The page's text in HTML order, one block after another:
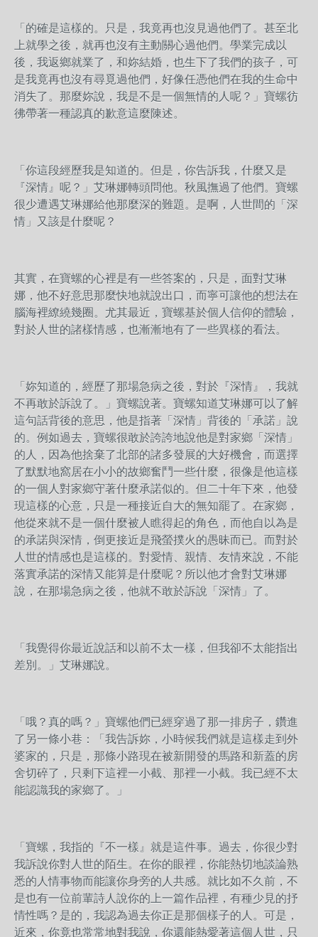
「的確是這樣的。只是，我竟再也沒見過他們了。甚至北
上就學之後，就再也沒有主動關心過他們。學業完成以
後，我返鄉就業了，和妳結婚，也生下了我們的孩子，可
是我竟再也沒有尋覓過他們，好像任憑他們在我的生命中
消失了。那麼妳說，我是不是一個無情的人呢？」寶螺彷
彿帶著一種認真的歉意這麼陳述。
「你這段經歷我是知道的。但是，你告訴我，什麼又是
『深情』呢？」艾琳娜轉頭問他。秋風撫過了他們。寶螺
很少遭遇艾琳娜給他那麼深的難題。是啊，人世間的「深
情」又該是什麼呢？
其實，在寶螺的心裡是有一些答案的，只是，面對艾琳
娜，他不好意思那麼快地就說出口，而寧可讓他的想法在
腦海裡繚繞幾圈。尤其最近，寶螺基於個人信仰的體驗，
對於人世的諸樣情感，也漸漸地有了一些異樣的看法。
「妳知道的，經歷了那場急病之後，對於『深情』，我就
不再敢於訴說了。」寶螺說著。寶螺知道艾琳娜可以了解
這句話背後的意思，他是指著「深情」背後的「承諾」說
的。例如過去，寶螺很敢於誇誇地說他是對家鄉「深情」
的人，因為他捨棄了北部的諸多發展的大好機會，而選擇
了默默地窩居在小小的故鄉奮鬥一些什麼，很像是他這樣
的一個人對家鄉守著什麼承諾似的。但二十年下來，他發
現這樣的心意，只是一種接近自大的無知罷了。在家鄉，
他從來就不是一個什麼被人瞧得起的角色，而他自以為是
的承諾與深情，倒更接近是飛螢撲火的愚昧而已。而對於
人世的情感也是這樣的。對愛情、親情、友情來說，不能
落實承諾的深情又能算是什麼呢？所以他才會對艾琳娜
說，在那場急病之後，他就不敢於訴說「深情」了。
「我覺得你最近說話和以前不太一樣，但我卻不太能指出
差別。」艾琳娜說。
「哦？真的嗎？」寶螺他們已經穿過了那一排房子，鑽進
了另一條小巷：「我告訴妳，小時候我們就是這樣走到外
婆家的，只是，那條小路現在被新開發的馬路和新蓋的房
舍切碎了，只剩下這裡一小截、那裡一小截。我已經不太
能認識我的家鄉了。」
「寶螺，我指的『不一樣』就是這件事。過去，你很少對
我訴說你對人世的陌生。在你的眼裡，你能熱切地談論熟
悉的人情事物而能讓你身旁的人共感。就比如不久前，不
是也有一位前輩詩人說你的上一篇作品裡，有種少見的抒
情性嗎？是的，我認為過去你正是那個樣子的人。可是，
近來，你竟也常常地對我說，你還能熱愛著這個人世，只